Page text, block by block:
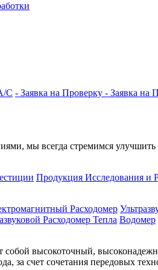
С - Заявка на Проверку - Заявка на
мы всегда стремимся улучшить
Продукция Исследования и
Расходомер
Расходомер Тепла Водомер
собой высокоточный,
за счет сочетания передовых